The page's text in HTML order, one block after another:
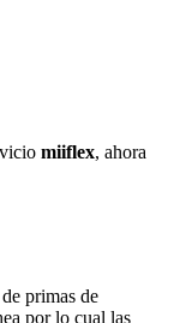
miiflex, ahora
primas de
por lo cual las